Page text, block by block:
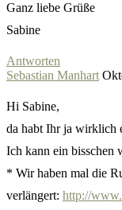
Ganz liebe Grüße
Sabine
Antworten
Sebastian Manhart
Hi Sabine,
da habt Ihr ja wirklich
Ich kann ein bisschen
* Wir haben mal die
verlängert: http://